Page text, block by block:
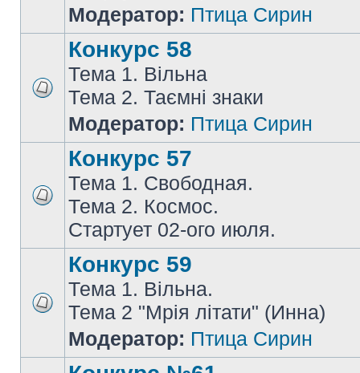
Модератор: Птица Сирин
Конкурс 58
Тема 1. Вільна
Тема 2. Таємні знаки
Модератор: Птица Сирин
Конкурс 57
Тема 1. Свободная.
Тема 2. Космос.
Стартует 02-ого июля.
Конкурс 59
Тема 1. Вільна.
Тема 2 "Мрія літати" (Инна)
Модератор: Птица Сирин